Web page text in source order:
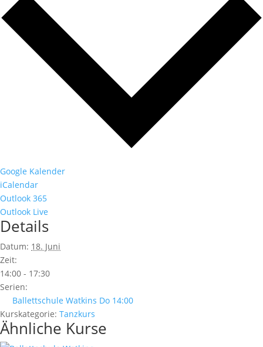
Google Kalender
iCalendar
Outlook 365
Outlook Live
Details
Datum: 18. Juni
Zeit:
14:00 - 17:30
Serien:
Ballettschule Watkins Do 14:00
Kurskategorie: Tanzkurs
Ähnliche Kurse